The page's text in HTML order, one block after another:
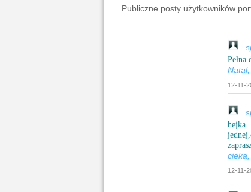
Publiczne posty użytkowników
12-11-
hejka
12-11-